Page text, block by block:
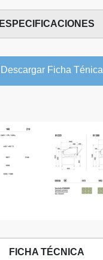
ESPECIFICACIONES
Descargar Ficha Ténica
FICHA TÉCNICA